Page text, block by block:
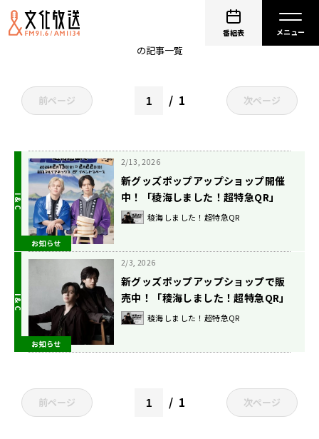
番組表
の記事一覧
前ページ 1 次ページ
お知らせ
2/13, 2026
新グッズポップアップショップ開催
中！「稜海しました！超特急QR」
稜海しました！超特急QR
お知らせ
2/3, 2026
新グッズポップアップショップで販
売中！「稜海しました！超特急QR」
稜海しました！超特急QR
前ページ 1 次ページ